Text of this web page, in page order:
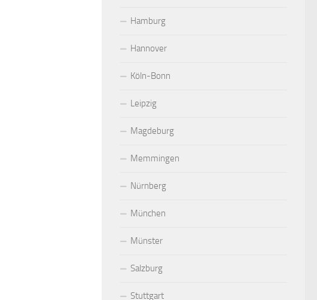
Hamburg
Hannover
Köln-Bonn
Leipzig
Magdeburg
Memmingen
Nürnberg
München
Münster
Salzburg
Stuttgart